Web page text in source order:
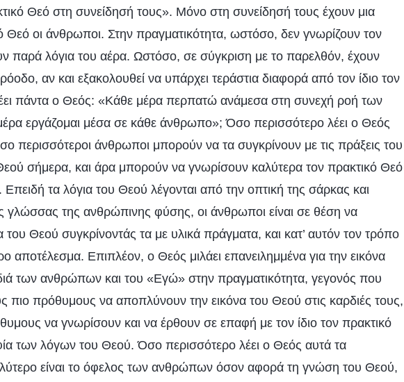
Θεό στη συνείδησή τους». Μόνο στη συνείδησή τους έχουν μια
Θεό οι άνθρωποι. Στην πραγματικότητα, ωστόσο, δεν γνωρίζουν τον
παρά λόγια του αέρα. Ωστόσο, σε σύγκριση με το παρελθόν, έχουν
αν και εξακολουθεί να υπάρχει τεράστια διαφορά από τον ίδιο τον
πάντα ο Θεός: «Κάθε μέρα περπατώ ανάμεσα στη συνεχή ροή των
εργάζομαι μέσα σε κάθε άνθρωπο»; Όσο περισσότερο λέει ο Θεός
περισσότεροι άνθρωποι μπορούν να τα συγκρίνουν με τις πράξεις του
σήμερα, και άρα μπορούν να γνωρίσουν καλύτερα τον πρακτικό Θεό
Επειδή τα λόγια του Θεού λέγονται από την οπτική της σάρκας και
γλώσσας της ανθρώπινης φύσης, οι άνθρωποι είναι σε θέση να
του Θεού συγκρίνοντάς τα με υλικά πράγματα, και κατ’ αυτόν τον τρόπο
αποτέλεσμα. Επιπλέον, ο Θεός μιλάει επανειλημμένα για την εικόνα
των ανθρώπων και του «Εγώ» στην πραγματικότητα, γεγονός που
πιο πρόθυμους να αποπλύνουν την εικόνα του Θεού στις καρδιές τους,
να γνωρίσουν και να έρθουν σε επαφή με τον ίδιο τον πρακτικό
των λόγων του Θεού. Όσο περισσότερο λέει ο Θεός αυτά τα
είναι το όφελος των ανθρώπων όσον αφορά τη γνώση του Θεού,